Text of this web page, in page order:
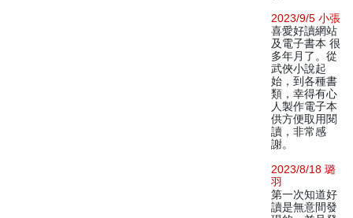
2023/9/5 小張
喜愛好讀網站
及電子書本 很
多年月了。從
武俠小說起
始，到各種書
類，幸得有心
人製作電子本
供方便取用閱
讀，非常感
謝。
2023/8/18 璐
羽
第一次知道好
讀是無意間發